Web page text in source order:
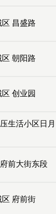
区 昌盛路
区 朝阳路
区 创业园
生活小区日月
府前大街东段
区 府前街